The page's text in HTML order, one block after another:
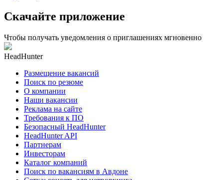
Скачайте приложение
Чтобы получать уведомления о приглашениях мгновенно
HeadHunter
Размещение вакансий
Поиск по резюме
О компании
Наши вакансии
Реклама на сайте
Требования к ПО
Безопасный HeadHunter
HeadHunter API
Партнерам
Инвесторам
Каталог компаний
Поиск по вакансиям в Авдоне